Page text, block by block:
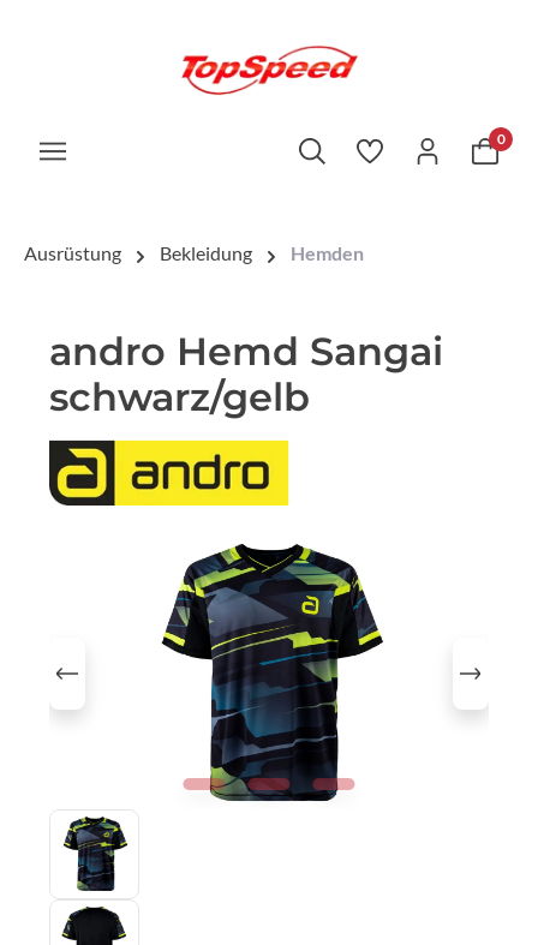
0
Ausrüstung Bekleidung Hemden
andro Hemd Sangai
schwarz/gelb
Bildergalerie überspringen